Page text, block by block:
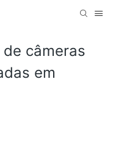
câmeras
em